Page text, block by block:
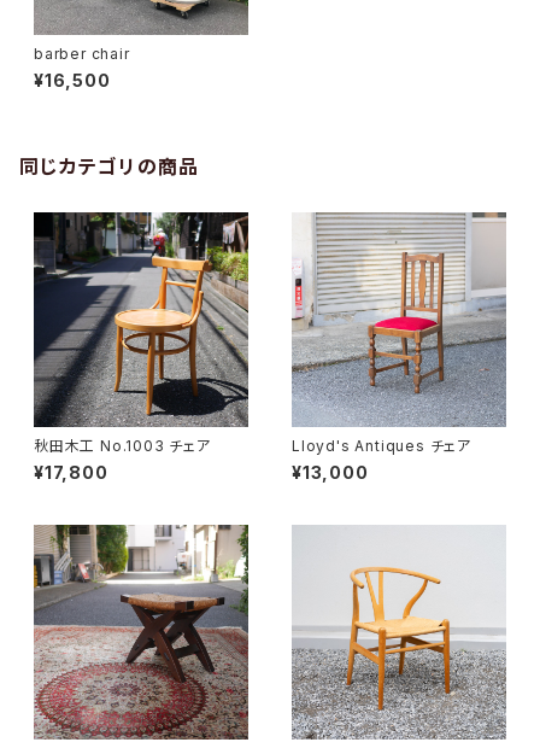
barber chair
¥16,500
同じカテゴリの商品
秋田木工 No.1003 チェア
¥17,800
Lloyd's Antiques チェア
¥13,000